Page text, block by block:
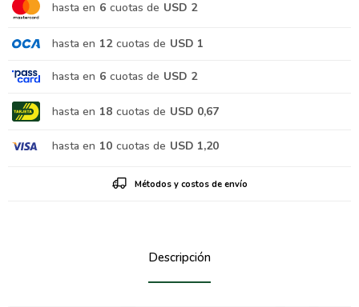
hasta en 6 cuotas de USD 2
hasta en 12 cuotas de USD 1
hasta en 6 cuotas de USD 2
hasta en 18 cuotas de USD 0,67
hasta en 10 cuotas de USD 1,20
Métodos y costos de envío
Descripción